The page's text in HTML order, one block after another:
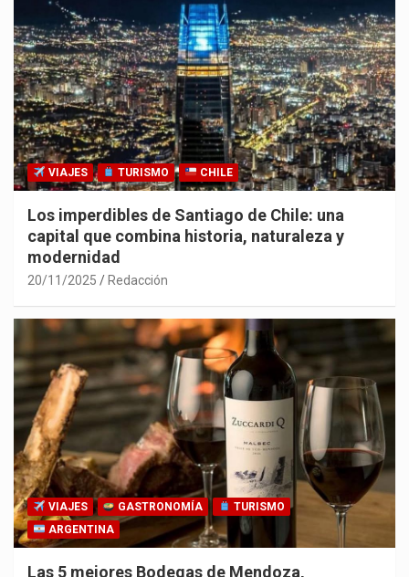
VIAJES TURISMO CHILE
Los imperdibles de Santiago de Chile: una
capital que combina historia, naturaleza y
modernidad
20/11/2025 Redacción
VIAJES GASTRONOMÍA
TURISMO
ARGENTINA
Las 5 mejores Bodegas de Mendoza,